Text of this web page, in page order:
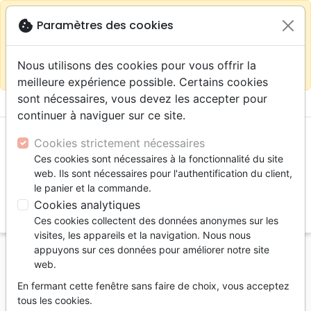
Continuer sur le site France close
warningSelon votre
localisation (États-
sur la boutique La Maison de la Bible Suisse
menu shopping_cart
Accueil eBooks
Biographies
Cours, Valdir, cours!
cookie Paramètres des cookies
Nous utilisons des cookies pour vous offrir la
meilleure expérience possible. Certains cookies
sont nécessaires, vous devez les accepter pour
continuer à naviguer sur ce site.
Cookies strictement nécessaires
Ces cookies sont nécessaires à la fonctionnalité du site
web. Ils sont nécessaires pour l'authentification du client,
le panier et la commande.
Cookies analytiques
Ces cookies collectent des données anonymes sur les
visites, les appareils et la navigation. Nous nous
appuyons sur ces données pour améliorer notre site
web.
En fermant cette fenêtre sans faire de choix, vous acceptez
tous les cookies.